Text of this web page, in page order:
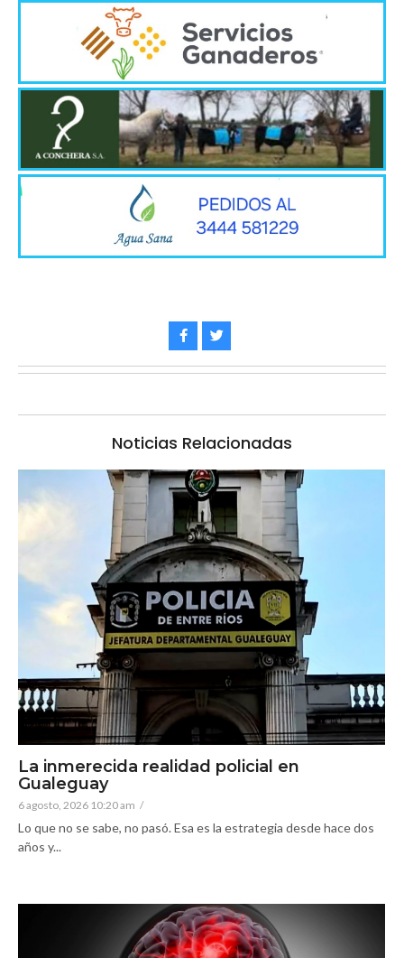
Noticias Relacionadas
La inmerecida realidad policial en
Gualeguay
6 agosto, 2026 10:20 am /
Lo que no se sabe, no pasó. Esa es la estrategia desde hace dos
años y...